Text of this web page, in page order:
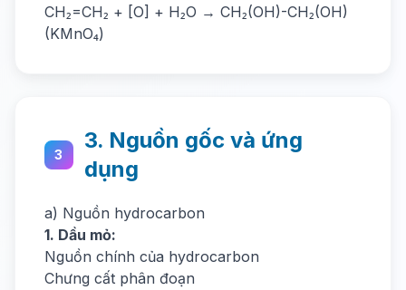
CH₂=CH₂ + [O] + H₂O → CH₂(OH)-CH₂(OH)
(KMnO₄)
3
3. Nguồn gốc và ứng
dụng
a) Nguồn hydrocarbon
1. Dầu mỏ:
Nguồn chính của hydrocarbon
Chưng cất phân đoạn